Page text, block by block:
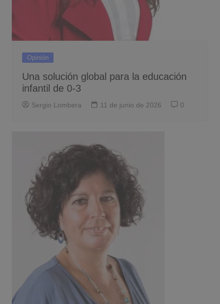
Opinión
Una solución global para la educación
infantil de 0-3
Sergio Lombera 11 de junio de 2026 0